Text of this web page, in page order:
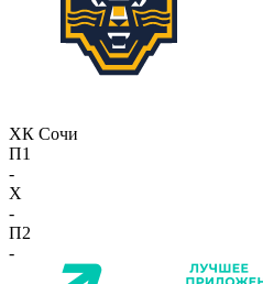
ХК Сочи
П1
-
X
-
П2
-